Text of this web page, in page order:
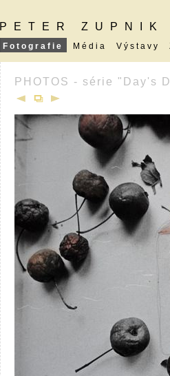
PETER ZUPNIK
Fotografie Média Výstavy
PHOTOS - série "Day's